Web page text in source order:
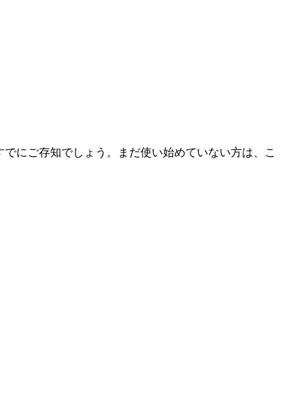
にご存知でしょう。まだ使い始めていない方は、こ